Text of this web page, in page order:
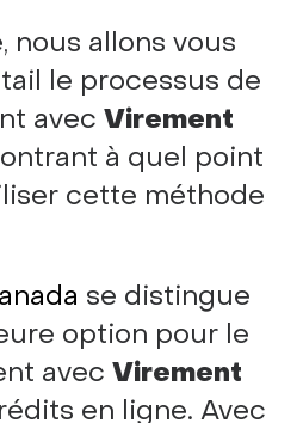
nous allons vous
le processus de
avec Virement
à quel point
cette méthode
se distingue
option pour le
avec Virement
en ligne. Avec